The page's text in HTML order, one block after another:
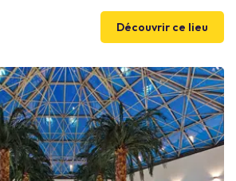
travail et détente. Profitez également
notamment notre terrasse arborée,
Découvrir ce lieu